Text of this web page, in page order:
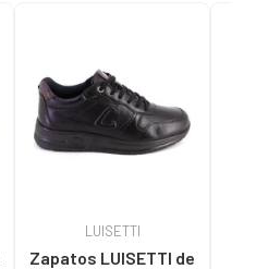
LUISETTI
Zapatos LUISETTI de